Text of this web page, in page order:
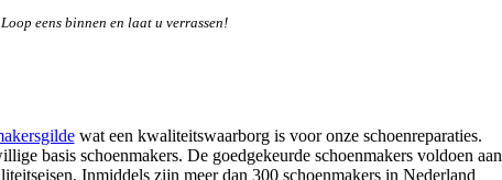
Loop eens binnen en laat u verrassen!
wat een kwaliteitswaarborg is voor onze schoenreparaties.
basis schoenmakers. De goedgekeurde schoenmakers voldoen aan
Inmiddels zijn meer dan 300 schoenmakers in Nederland